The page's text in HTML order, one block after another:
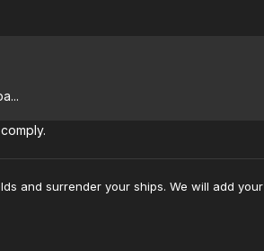
and surrender your ships. We will add